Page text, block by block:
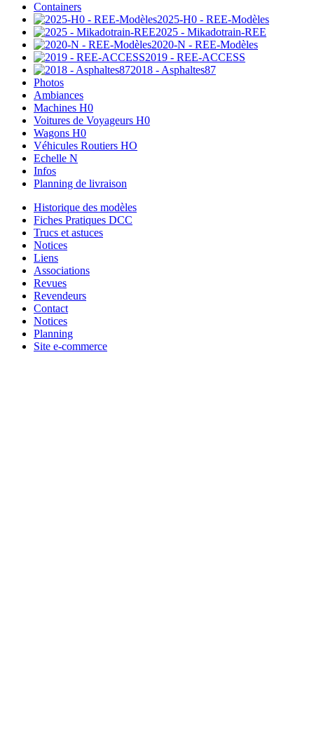
Containers
2025-H0 - REE-Modèles
2025 - Mikadotrain-REE
2020-N - REE-Modèles
2019 - REE-ACCESS
2018 - Asphaltes87
Photos
Ambiances
Machines H0
Voitures de Voyageurs H0
Wagons H0
Véhicules Routiers HO
Echelle N
Infos
Planning de livraison
Historique des modèles
Fiches Pratiques DCC
Trucs et astuces
Notices
Liens
Associations
Revues
Revendeurs
Contact
Notices
Planning
Site e-commerce